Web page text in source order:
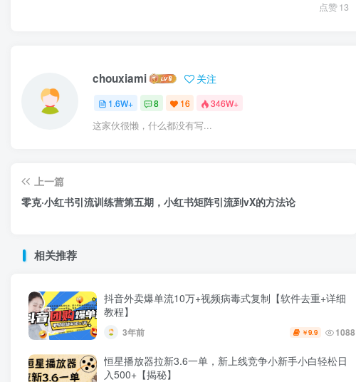
点赞13
chouxiami 关注
1.6W+ 8 16 346W+
这家伙很懒，什么都没有写...
上一篇
零克·小红书引流训练营第五期，小红书矩阵引流到vX的方法论
相关推荐
抖音外卖爆单流10万+视频病毒式复制【软件去重+详细
教程】
3年前 ￥9.9 1088
恒星播放器拉新3.6一单，新上线竞争小新手小白轻松日
入500+【揭秘】